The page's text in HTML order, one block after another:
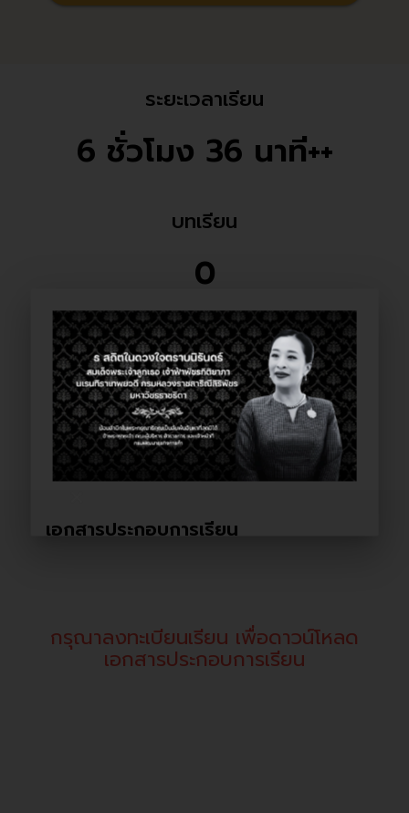
ระยะเวลาเรียน
6 ชั่วโมง 36 นาที++
บทเรียน
0
หนังสือรับรอง
มี
เอกสารประกอบการเรียน
กรุณาลงทะเบียนเรียน เพื่อดาวน์โหลด
เอกสารประกอบการเรียน